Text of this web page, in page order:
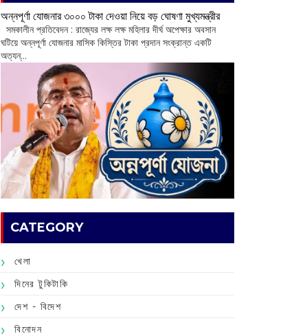
অন্নপূর্ণা যোজনার ৩০০০ টাকা দেওয়া নিয়ে বড় ঘোষণা মুখ্যমন্ত্রীর
সমকালীন প্রতিবেদন : রাজ্যের লক্ষ লক্ষ মহিলার দীর্ঘ অপেক্ষার অবসান
ঘটিয়ে অন্নপূর্ণা যোজনার মাসিক কিস্তির টাকা প্রদান সংক্রান্ত একটি
অত্যন্...
CATEGORY
খেলা
দিনের টুকিটাকি
দেশ - বিদেশ
বিনোদন